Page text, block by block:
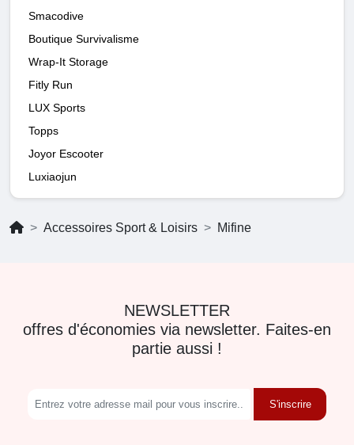
Smacodive
Boutique Survivalisme
Wrap-It Storage
Fitly Run
LUX Sports
Topps
Joyor Escooter
Luxiaojun
Accessoires Sport & Loisirs Mifine
NEWSLETTER
offres d'économies via newsletter. Faites-en
partie aussi !
S'inscrire